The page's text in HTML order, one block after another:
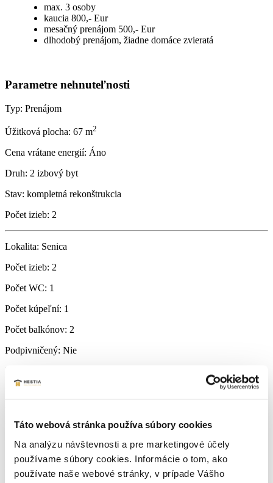
Táto webová stránka používa súbory cookies
Na analýzu návštevnosti a pre marketingové účely
používame súbory cookies. Informácie o tom, ako
používate naše webové stránky, v prípade Vášho
max. 3 osoby
kaucia 800,- Eur
mesačný prenájom 500,- Eur
dlhodobý prenájom, žiadne domáce zvieratá
Parametre nehnuteľnosti
Typ: Prenájom
Úžitková plocha: 67 m2
Cena vrátane energií: Áno
Druh: 2 izbový byt
Stav: kompletná rekonštrukcia
Počet izieb: 2
Lokalita: Senica
Počet izieb: 2
Počet WC: 1
Počet kúpeľní: 1
Počet balkónov: 2
Podpivničený: Nie
Internet:
Okná:Plastové okná
Vlastníctvo:osobné
Energetický certifikát:A